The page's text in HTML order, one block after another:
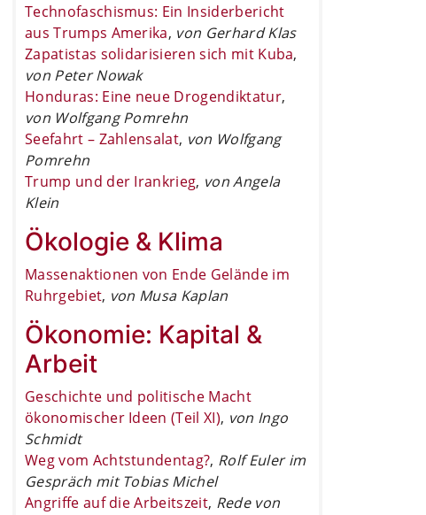
Technofaschismus: Ein Insiderbericht
aus Trumps Amerika, von Gerhard Klas
Zapatistas solidarisieren sich mit Kuba,
von Peter Nowak
Honduras: Eine neue Drogendiktatur,
von Wolfgang Pomrehn
Seefahrt – Zahlensalat, von Wolfgang
Pomrehn
Trump und der Irankrieg, von Angela
Klein
Ökologie & Klima
Massenaktionen von Ende Gelände im
Ruhrgebiet, von Musa Kaplan
Ökonomie: Kapital &
Arbeit
Geschichte und politische Macht
ökonomischer Ideen (Teil XI), von Ingo
Schmidt
Weg vom Achtstundentag?, Rolf Euler im
Gespräch mit Tobias Michel
Angriffe auf die Arbeitszeit, Rede von